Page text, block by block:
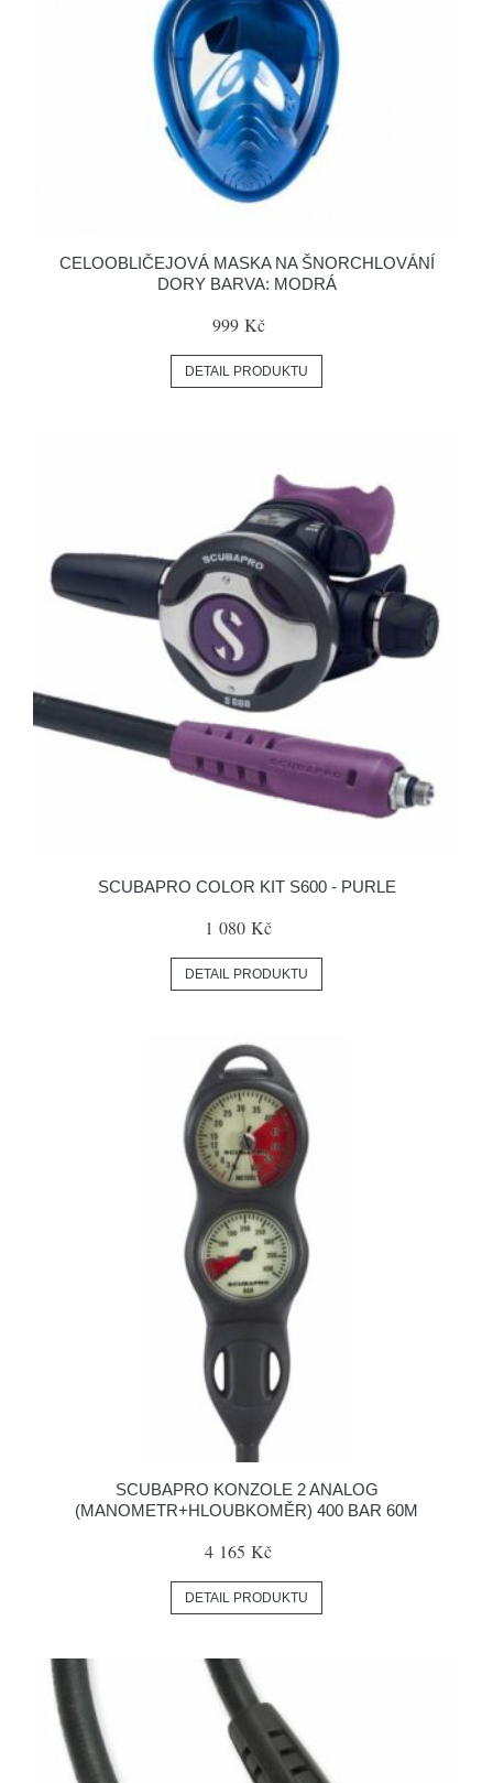
CELOOBLIČEJOVÁ MASKA NA ŠNORCHLOVÁNÍ
DORY BARVA: MODRÁ
999 Kč
DETAIL PRODUKTU
SCUBAPRO COLOR KIT S600 - PURLE
1 080 Kč
DETAIL PRODUKTU
SCUBAPRO KONZOLE 2 ANALOG
(MANOMETR+HLOUBKOMĚR) 400 BAR 60M
4 165 Kč
DETAIL PRODUKTU